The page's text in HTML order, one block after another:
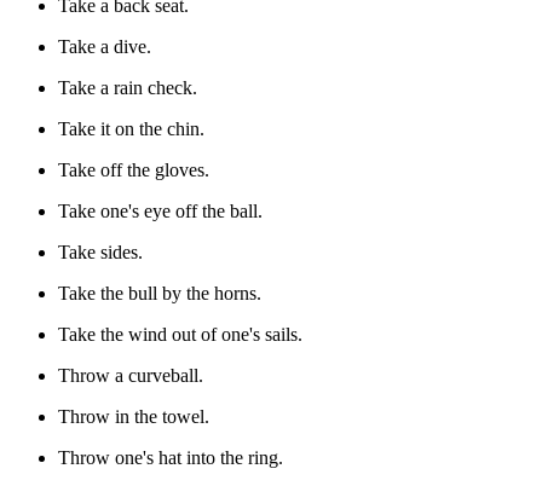
Take a back seat.
Take a dive.
Take a rain check.
Take it on the chin.
Take off the gloves.
Take one's eye off the ball.
Take sides.
Take the bull by the horns.
Take the wind out of one's sails.
Throw a curveball.
Throw in the towel.
Throw one's hat into the ring.